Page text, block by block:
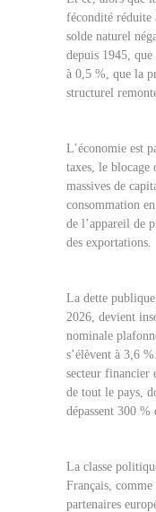
fécondité réduite
solde naturel
depuis 1945,
à 0,5 %, que la
structurel
L’économie est
taxes, le blocage
massives de
consommation
de l’appareil de
des exportations.
La dette
2026, devient
nominale
s’élèvent à 3,6
secteur financier
de tout le pays,
dépassent 300 %
La classe
Français,
partenaires